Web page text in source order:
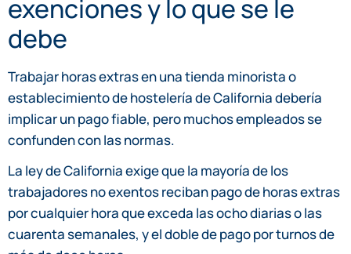
exenciones y lo que se le
debe
Trabajar horas extras en una tienda minorista o
establecimiento de hostelería de California debería
implicar un pago fiable, pero muchos empleados se
confunden con las normas.
La ley de California exige que la mayoría de los
trabajadores no exentos reciban pago de horas extras
por cualquier hora que exceda las ocho diarias o las
cuarenta semanales, y el doble de pago por turnos de